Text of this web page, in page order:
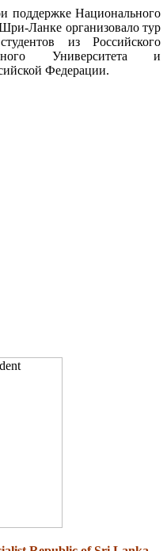
Национального
Ланке организовало тур
из Российского
Университета и
Федерации.